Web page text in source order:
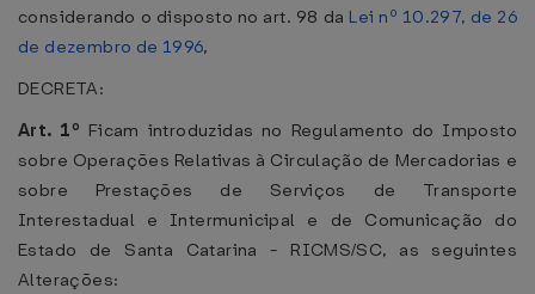
considerando o disposto no art. 98 da Lei nº 10.297, de 26
de dezembro de 1996,
DECRETA:
Art. 1º Ficam introduzidas no Regulamento do Imposto
sobre Operações Relativas à Circulação de Mercadorias e
sobre Prestações de Serviços de Transporte
Interestadual e Intermunicipal e de Comunicação do
Estado de Santa Catarina - RICMS/SC, as seguintes
Alterações: